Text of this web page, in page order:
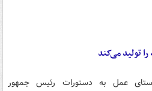
را تولید می‌کند
عمل به دستورات رئیس جمهور